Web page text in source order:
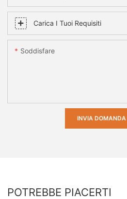
Carica I Tuoi Requisiti
Soddisfare
INVIA DOMANDA
POTREBBE PIACERTI